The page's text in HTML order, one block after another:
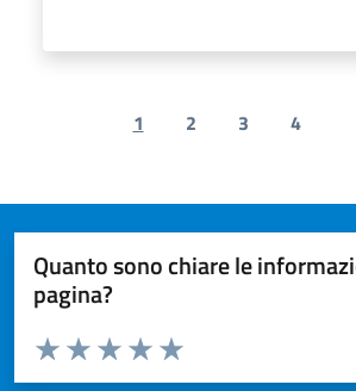
Previous page
1 2 3 4
Quanto sono chiare le
pagina?
Valuta da 1 a 5 stelle la pagina
Valuta 5 stelle su 5
Valuta 4 stelle su 5
Valuta 3 stelle su 5
Valuta 2 stelle su 5
Valuta 1 stelle su 5